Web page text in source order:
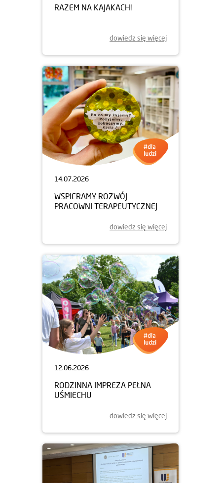
RAZEM NA KAJAKACH!
dowiedz się więcej
14.07.2026
WSPIERAMY ROZWÓJ
PRACOWNI TERAPEUTYCZNEJ
dowiedz się więcej
12.06.2026
RODZINNA IMPREZA PEŁNA
UŚMIECHU
dowiedz się więcej